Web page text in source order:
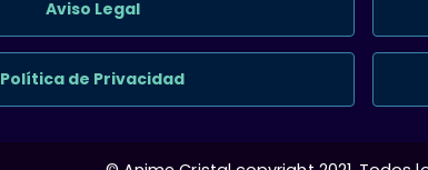
Aviso Legal
Política de Privacidad